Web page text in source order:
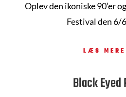
Oplev den ikoniske 90’er
Festival den 6/
LÆS MERE
Black Eyed